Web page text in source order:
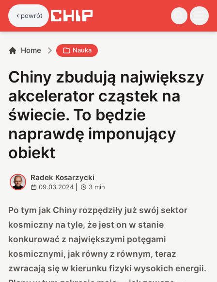
powrót
Home Nauka
Chiny zbudują największy
akcelerator cząstek na
świecie. To będzie
naprawdę imponujący
obiekt
R
Radek Kosarzycki
09.03.2024 3 min
Po tym jak Chiny rozpędziły już swój sektor
kosmiczny na tyle, że jest on w stanie
konkurować z największymi potęgami
kosmicznymi, jak równy z równym, teraz
zwracają się w kierunku fizyki wysokich energii.